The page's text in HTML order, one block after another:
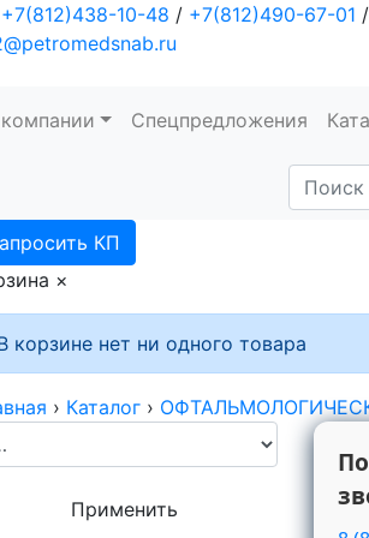
+7(812)438-10-48 / +7(812)490-67-01 /
Спецпредложения
КП
×
корзине нет ни одного товара
› Каталог ›
Применить